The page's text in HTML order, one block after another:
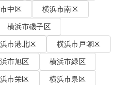
中区
横浜市南区
横浜市磯子区
市港北区
横浜市戸塚区
市旭区
横浜市緑区
市栄区
横浜市泉区